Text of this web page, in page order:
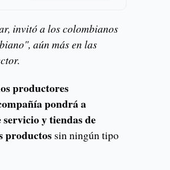
invitó a los colombianos
aún más en las
productores
pondrá a
servicio y tiendas de
productos sin ningún tipo